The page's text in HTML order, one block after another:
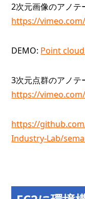
2次元画像のアノテ
https://
DEMO: Point
3次元点群のアノテ
https://
https://
Industry-Lab/